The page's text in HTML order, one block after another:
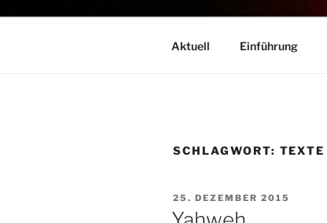
Aktuell Einführung
SCHLAGWORT: TEXTE
VERÖFFENTLICHT
AM
25. DEZEMBER 2015